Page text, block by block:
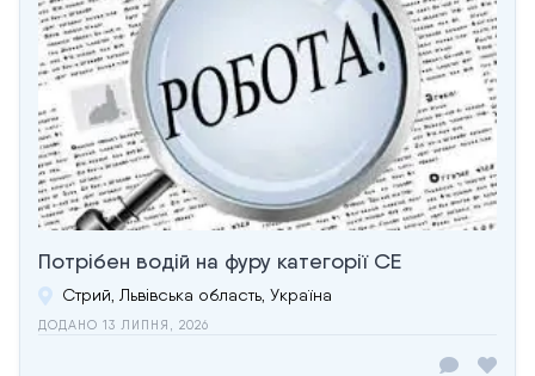
Потрібен водій на фуру категорії СЕ
Стрий, Львівська область, Україна
ДОДАНО 13 ЛИПНЯ, 2026